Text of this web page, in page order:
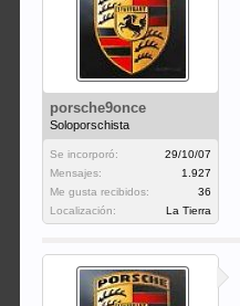
porsche9once
Soloporschista
Se incorporó:
29/10/07
Mensajes:
1.927
Me gusta recibidos:
36
Localización:
La Tierra